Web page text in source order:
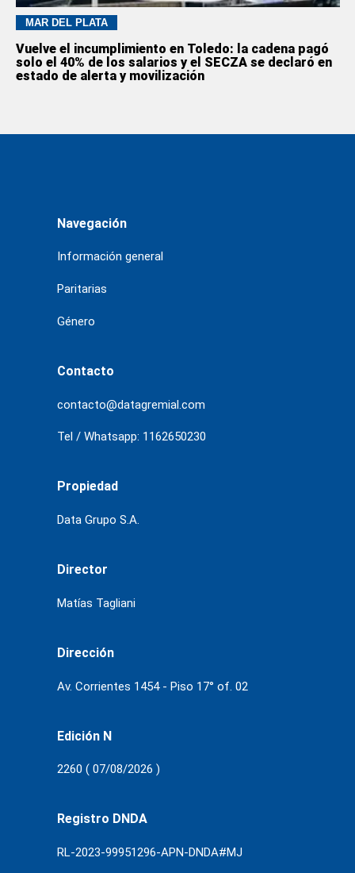
MAR DEL PLATA
Vuelve el incumplimiento en Toledo: la cadena pagó
solo el 40% de los salarios y el SECZA se declaró en
estado de alerta y movilización
Navegación
Información general
Paritarias
Género
Contacto
contacto@datagremial.com
Tel / Whatsapp: 1162650230
Propiedad
Data Grupo S.A.
Director
Matías Tagliani
Dirección
Av. Corrientes 1454 - Piso 17° of. 02
Edición N
2260 ( 07/08/2026 )
Registro DNDA
RL-2023-99951296-APN-DNDA#MJ